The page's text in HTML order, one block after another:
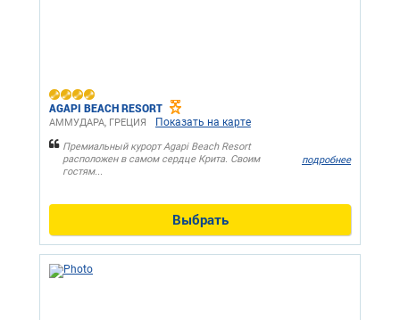
AGAPI BEACH RESORT
АММУДАРА, ГРЕЦИЯ Показать на карте
Премиальный курорт Agapi Beach Resort
расположен в самом сердце Крита. Своим
гостям...
подробнее
Выбрать